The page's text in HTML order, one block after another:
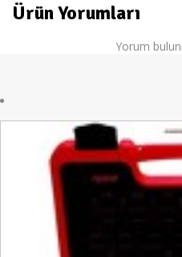
Ürün Yorumları
Yorum